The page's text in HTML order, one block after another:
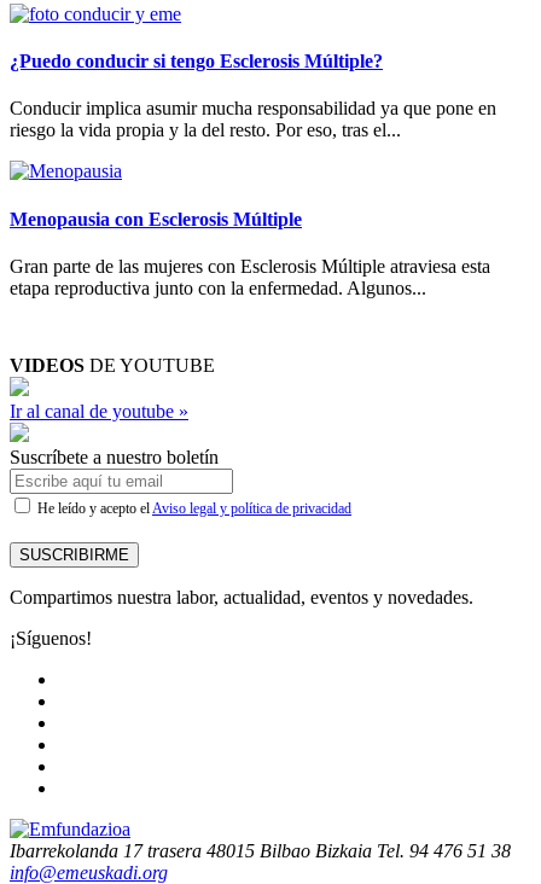
¿Puedo conducir si tengo Esclerosis Múltiple?
Conducir implica asumir mucha responsabilidad ya que pone en
riesgo la vida propia y la del resto. Por eso, tras el...
Menopausia con Esclerosis Múltiple
Gran parte de las mujeres con Esclerosis Múltiple atraviesa esta
etapa reproductiva junto con la enfermedad. Algunos...
VIDEOS DE YOUTUBE
Ir al canal de youtube »
Suscríbete a nuestro boletín
He leído y acepto elAviso legal y política de privacidad
SUSCRIBIRME
Compartimos nuestra labor, actualidad, eventos y novedades.
¡Síguenos!
Ibarrekolanda 17 trasera 48015 Bilbao Bizkaia Tel. 94 476 51 38
info@emeuskadi.org